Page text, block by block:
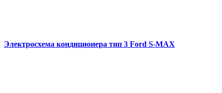
Электросхема кондиционера тип 3 Ford S-MAX